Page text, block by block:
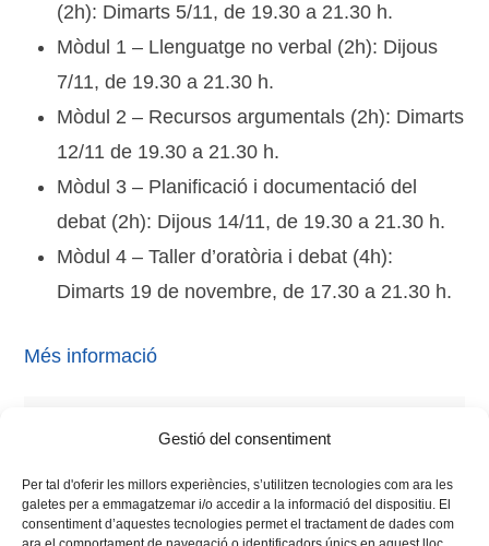
Gestió del consentiment
Per tal d'oferir les millors experiències, s’utilitzen tecnologies com ara les
galetes per a emmagatzemar i/o accedir a la informació del dispositiu. El
consentiment d’aquestes tecnologies permet el tractament de dades com
(2h): Dimarts 5/11, de 19.30 a 21.30 h.
Mòdul 1 – Llenguatge no verbal (2h): Dijous
7/11, de 19.30 a 21.30 h.
Mòdul 2 – Recursos argumentals (2h): Dimarts
12/11 de 19.30 a 21.30 h.
Mòdul 3 – Planificació i documentació del
debat (2h): Dijous 14/11, de 19.30 a 21.30 h.
Mòdul 4 – Taller d’oratòria i debat (4h):
Dimarts 19 de novembre, de 17.30 a 21.30 h.
Més informació